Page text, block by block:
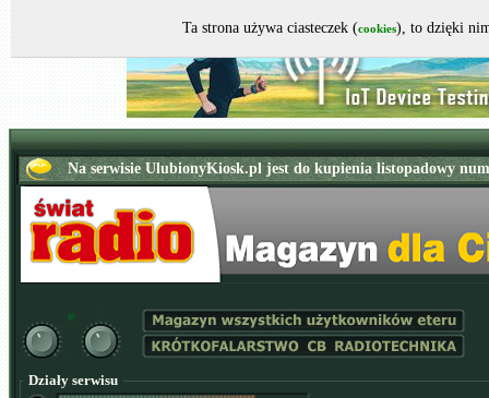
Działy serwisu
Ta strona używa ciasteczek (cookies), to dzięki